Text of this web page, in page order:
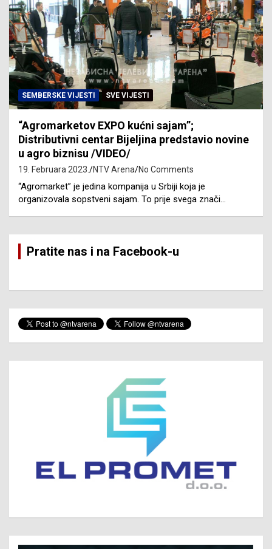
SEMBERSKE VIJESTI SVE VIJESTI
“Agromarketov EXPO kućni sajam”;
Distributivni centar Bijeljina predstavio novine
u agro biznisu /VIDEO/
19. Februara 2023. NTV Arena No Comments
“Agromarket” je jedina kompanija u Srbiji koja je
organizovala sopstveni sajam. To prije svega znači…
Pratite nas i na Facebook-u